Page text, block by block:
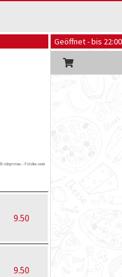
Geöffnet - bis
9.50
9.50